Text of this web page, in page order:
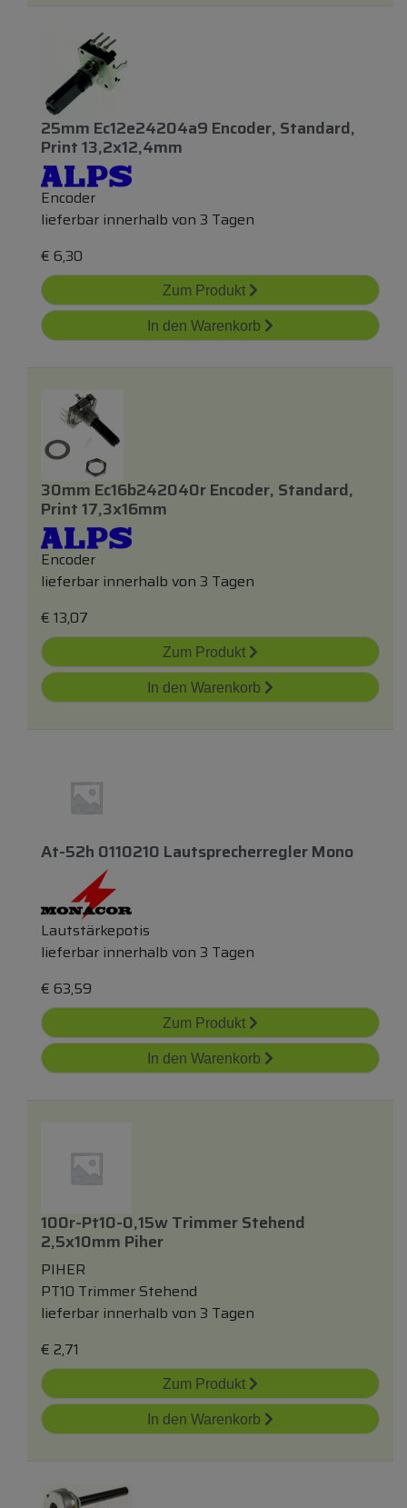
25mm Ec12e24204a9 Encoder, Standard,
Print 13,2x12,4mm
Encoder
lieferbar innerhalb von 3 Tagen
€ 6,30
Zum Produkt
In den Warenkorb
30mm Ec16b242040r Encoder, Standard,
Print 17,3x16mm
Encoder
lieferbar innerhalb von 3 Tagen
€ 13,07
Zum Produkt
In den Warenkorb
At-52h 0110210 Lautsprecherregler Mono
Lautstärkepotis
lieferbar innerhalb von 3 Tagen
€ 63,59
Zum Produkt
In den Warenkorb
100r-Pt10-0,15w Trimmer Stehend
2,5x10mm Piher
PIHER
PT10 Trimmer Stehend
lieferbar innerhalb von 3 Tagen
€ 2,71
Zum Produkt
In den Warenkorb